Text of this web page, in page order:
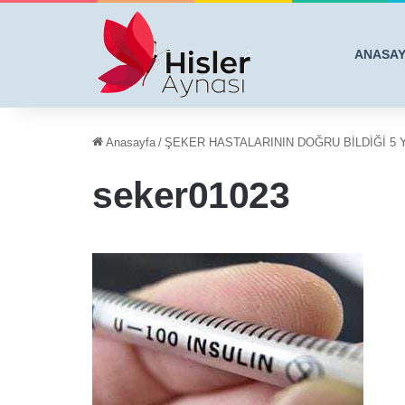
Anasayfa / ŞEKER HASTALARININ DOĞRU BİLDİĞİ 5
seker01023